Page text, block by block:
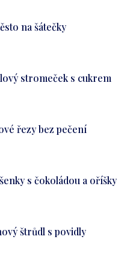
na šátečky
stromeček s cukrem
řezy bez pečení
s čokoládou a oříšky
štrůdl s povidly